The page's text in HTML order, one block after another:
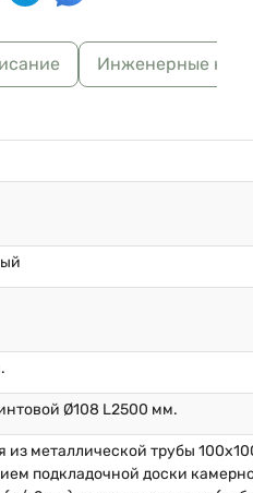
Инженерные
Ø108 L2500 мм.
из металлической трубы
подкладочной доски